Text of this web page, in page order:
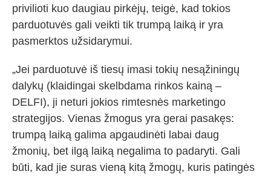
privilioti kuo daugiau pirkėjų, teigė, kad tokios
parduotuvės gali veikti tik trumpą laiką ir yra
pasmerktos užsidarymui.
„Jei parduotuvė iš tiesų imasi tokių nesąžiningų
dalykų (klaidingai skelbdama rinkos kainą –
DELFI), ji neturi jokios rimtesnės marketingo
strategijos. Vienas žmogus yra gerai pasakęs:
trumpą laiką galima apgaudinėti labai daug
žmonių, bet ilgą laiką negalima to padaryti. Gali
būti, kad jie suras vieną kitą žmogų, kuris patingės